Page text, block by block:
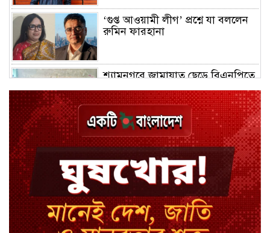
‘গুপ্ত আওয়ামী লীগ’ প্রশ্নে যা বললেন
রুমিন ফারহানা
শ্যামনগরে জামায়াত ছেড়ে বিএনপিতে
ঢাকায় হালকা বৃষ্টির সম্ভাবনা, বাড়তে
পারে তাপমাত্রা
মন্ত্রী-এমপিদের উপস্থিতিতে ইউএনওর
আইফোন চুরি